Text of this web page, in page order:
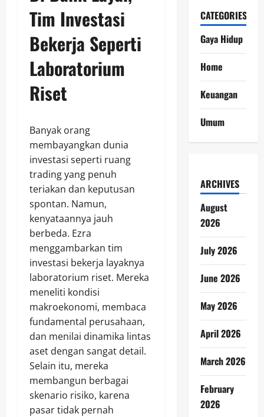
Tim Investasi
Bekerja Seperti
Laboratorium
Riset
Banyak orang
membayangkan dunia
investasi seperti ruang
trading yang penuh
teriakan dan keputusan
spontan. Namun,
kenyataannya jauh
berbeda. Ezra
menggambarkan tim
investasi bekerja layaknya
laboratorium riset. Mereka
meneliti kondisi
makroekonomi, membaca
fundamental perusahaan,
dan menilai dinamika lintas
aset dengan sangat detail.
Selain itu, mereka
membangun berbagai
skenario risiko, karena
pasar tidak pernah
CATEGORIES
Gaya Hidup
Home
Keuangan
Umum
ARCHIVES
August
2026
July 2026
June 2026
May 2026
April 2026
March 2026
February
2026